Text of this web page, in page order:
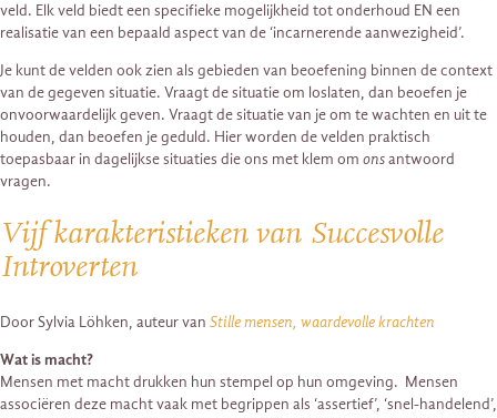
veld. Elk veld biedt een specifieke mogelijkheid tot onderhoud EN een
realisatie van een bepaald aspect van de ‘incarnerende aanwezigheid’.
Je kunt de velden ook zien als gebieden van beoefening binnen de context
van de gegeven situatie. Vraagt de situatie om loslaten, dan beoefen je
onvoorwaardelijk geven. Vraagt de situatie van je om te wachten en uit te
houden, dan beoefen je geduld. Hier worden de velden praktisch
toepasbaar in dagelijkse situaties die ons met klem om onsantwoord
vragen.
Vijf karakteristieken van Succesvolle
Introverten
Door Sylvia Löhken, auteur van Stille mensen, waardevolle krachten
Wat is macht?
Mensen met macht drukken hun stempel op hun omgeving. Mensen
associëren deze macht vaak met begrippen als ‘assertief’, ‘snel-handelend’,